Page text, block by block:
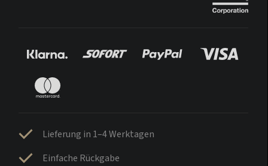
Lieferung in 1–4 Werktagen
Einfache Rückgabe